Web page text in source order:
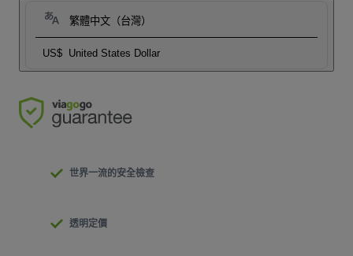
繁體中文（台灣）
US$ United States Dollar
世界一流的安全檢查
透明定價